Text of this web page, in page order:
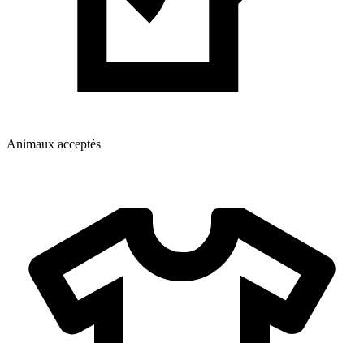
Animaux acceptés